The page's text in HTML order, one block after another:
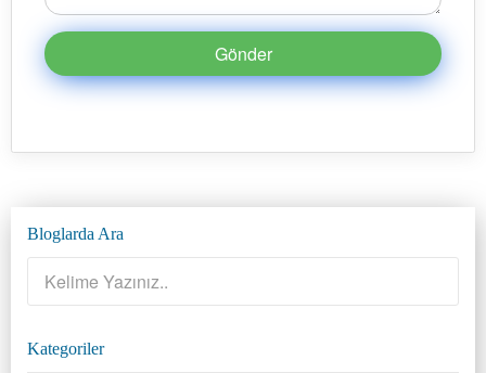
Gönder
Bloglarda Ara
Kategoriler